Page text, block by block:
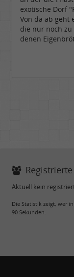
exotische Dorf
Von da ab geht
die nur noch
denen
Aktuell kein
Die Statistik zeigt, wer
90 Sekunden.